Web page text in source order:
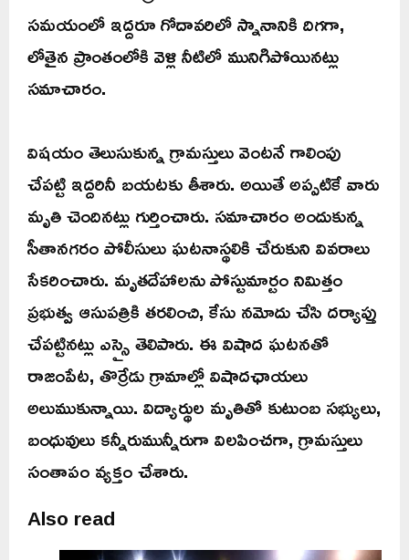
సమయంలో ఇద్దరూ గోదావరిలో స్నానానికి దిగగా,
లోతైన ప్రాంతంలోకి వెళ్లి నీటిలో మునిగిపోయినట్లు
సమాచారం.
విషయం తెలుసుకున్న గ్రామస్తులు వెంటనే గాలింపు
చేపట్టి ఇద్దరినీ బయటకు తీశారు. అయితే అప్పటికే వారు
మృతి చెందినట్లు గుర్తించారు. సమాచారం అందుకున్న
సీతానగరం పోలీసులు ఘటనాస్థలికి చేరుకుని వివరాలు
సేకరించారు. మృతదేహాలను పోస్టుమార్టం నిమిత్తం
ప్రభుత్వ ఆసుపత్రికి తరలించి, కేసు నమోదు చేసి దర్యాప్తు
చేపట్టినట్లు ఎస్సై తెలిపారు. ఈ విషాద ఘటనతో
రాజంపేట, తొర్రేడు గ్రామాల్లో విషాదఛాయలు
అలుముకున్నాయి. విద్యార్థుల మృతితో కుటుంబ సభ్యులు,
బంధువులు కన్నీరుమున్నీరుగా విలపించగా, గ్రామస్తులు
సంతాపం వ్యక్తం చేశారు.
Also read